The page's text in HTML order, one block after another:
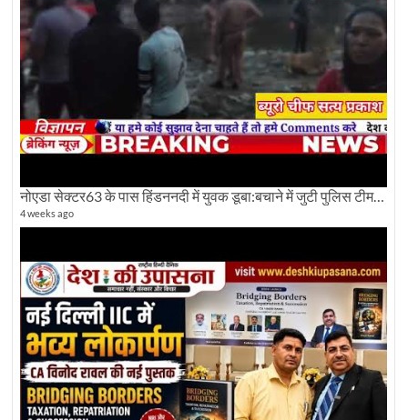
नोएडा सेक्टर63 के पास हिंडननदी में युवक डूबा:बचाने में जुटी पुलिस टीम: देखिए पूरी ग्राउंड रिपोर्टिंग
4 weeks ago